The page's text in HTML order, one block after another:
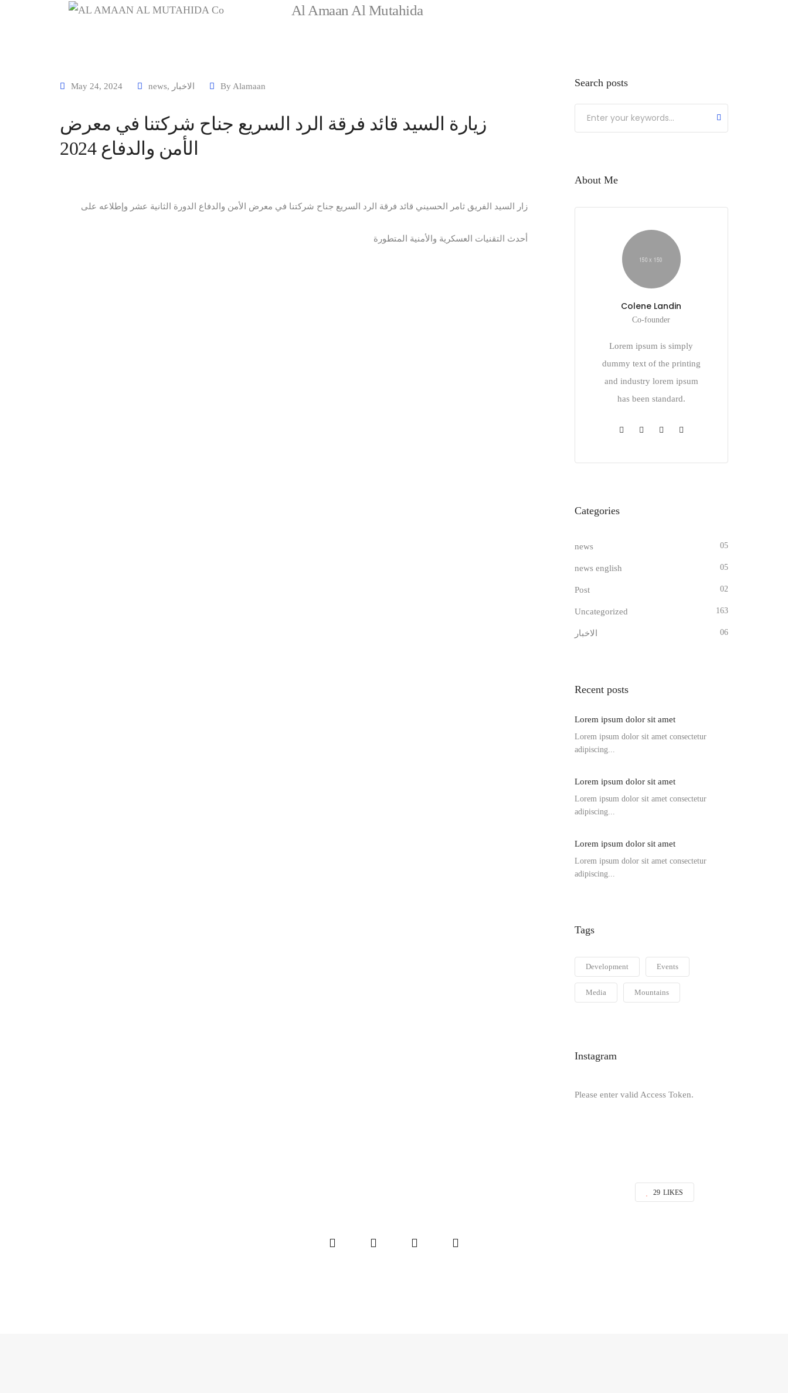
Al Amaan Al Mutahida
May 24, 2024 news, الاخبار By Alamaan
زيارة السيد قائد فرقة الرد السريع جناح شركتنا في معرض
الأمن والدفاع 2024
زار السيد الفريق ثامر الحسيني قائد فرقة الرد السريع جناح شركتنا في معرض الأمن والدفاع الدورة الثانية عشر وإطلاعه على
أحدث التقنيات العسكرية والأمنية المتطورة
Search posts
About Me
Colene Landin
Co-founder
Lorem ipsum is simply
dummy text of the printing
and industry lorem ipsum
has been standard.
Categories
news 05
news english 05
Post 02
Uncategorized 163
الاخبار 06
Recent posts
Lorem ipsum dolor sit amet
Lorem ipsum dolor sit amet consectetur
adipiscing...
Lorem ipsum dolor sit amet
Lorem ipsum dolor sit amet consectetur
adipiscing...
Lorem ipsum dolor sit amet
Lorem ipsum dolor sit amet consectetur
adipiscing...
Tags
Development Events
Media Mountains
Instagram
Please enter valid Access Token.
29 LIKES